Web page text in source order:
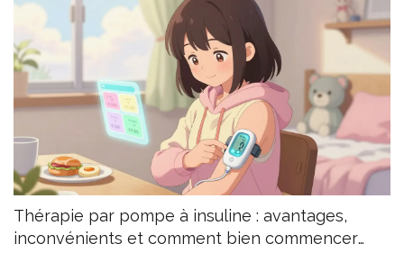
Thérapie par pompe à insuline : avantages,
inconvénients et comment bien commencer